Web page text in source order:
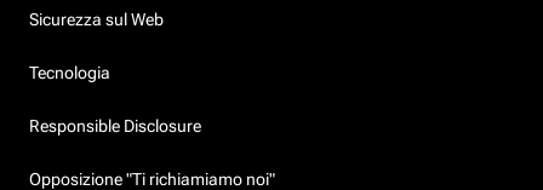
Sicurezza sul Web
Tecnologia
Responsible Disclosure
Opposizione "Ti richiamiamo noi"